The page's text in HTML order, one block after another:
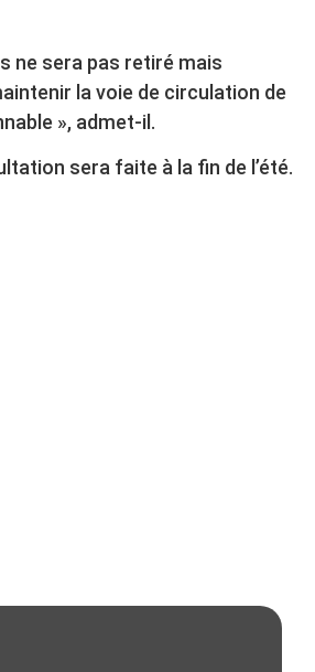
ne sera pas retiré mais
la voie de circulation de
», admet-il.
sera faite à la fin de l’été.